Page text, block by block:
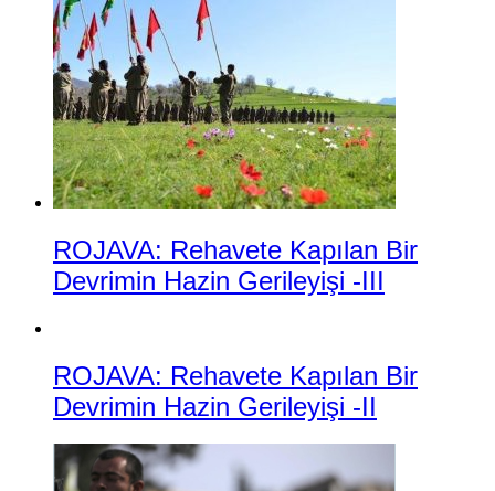
ROJAVA: Rehavete Kapılan Bir
Devrimin Hazin Gerileyişi -III
ROJAVA: Rehavete Kapılan Bir
Devrimin Hazin Gerileyişi -II